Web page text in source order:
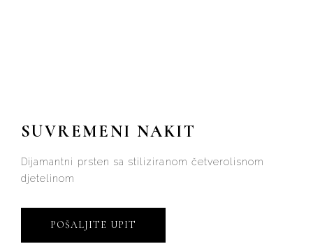
SUVREMENI NAKIT
Dijamantni prsten sa stiliziranom četverolisnom
djetelinom
POŠALJITE UPIT